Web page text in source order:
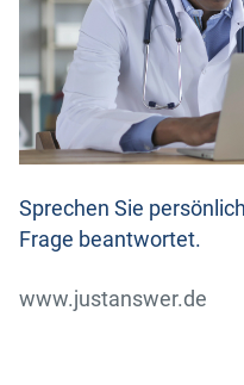
Sprechen Sie
Frage beantwortet.
www.justanswer.de